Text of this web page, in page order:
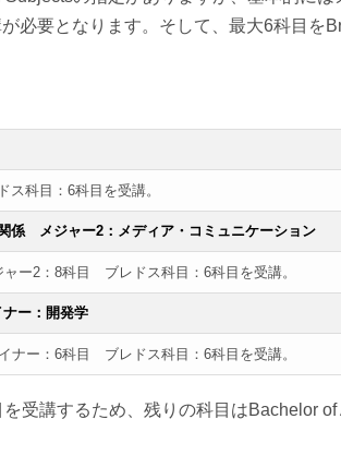
必要となります。そして、最大6科目を
科目：6科目を受講。
係 メジャー2：メディア・コミュニケーション
ー2：8科目 ブレドス科目：6科目を受講。
ー：開発学
ナー：6科目 ブレドス科目：6科目を受講。
受講するため、残りの科目はBachelor of